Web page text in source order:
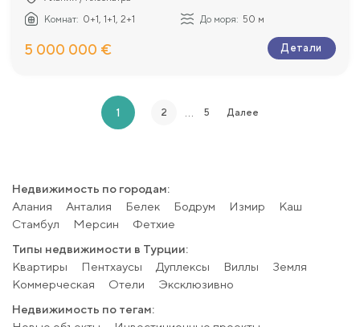
Комнат: 0+1, 1+1, 2+1 До моря: 50 м
5 000 000 € Детали
1 2 … 5 Далее
Недвижимость по городам:
Алания
Анталия Белек Бодрум Измир
Каш
Стамбул
Мерсин
Фетхие
Типы недвижимости в Турции:
Квартиры
Пентхаусы Дуплексы Виллы
Земля
Коммерческая
Отели
Эксклюзивно
Недвижимость по тегам: